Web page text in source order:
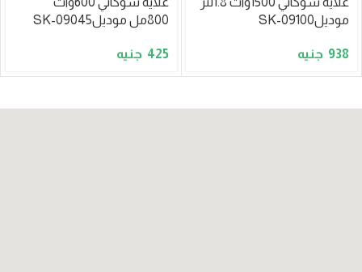
موديلSK-09100
938
800مل موديلSK-09045
425